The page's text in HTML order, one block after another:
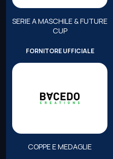
SERIE A MASCHILE & FUTURE
CUP
FORNITORE UFFICIALE
COPPE E MEDAGLIE